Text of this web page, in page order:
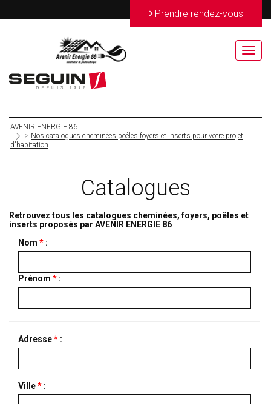
> Prendre rendez-vous
AVENIR ENERGIE 86
> Nos catalogues cheminées poêles foyers et inserts pour votre projet
d'habitation
Catalogues
Retrouvez tous les catalogues cheminées, foyers, poêles et
inserts proposés par AVENIR ENERGIE 86
Nom * :
Prénom * :
Adresse* :
Ville* :